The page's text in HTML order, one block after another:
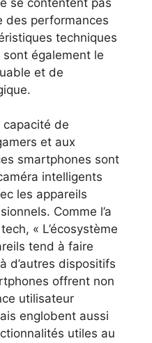
des performances
techniques
également le
et de
capacité de
et aux
smartphones sont
intelligents
les appareils
Comme l’a
« L’écosystème
tend à faire
d’autres dispositifs
offrent non
utilisateur
englobent aussi
utiles au